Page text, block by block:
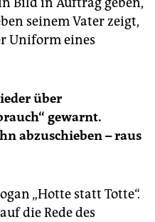
seinem Vater zeigt,
Uniform eines
über
gewarnt.
abzuschieben – raus
„Hotte statt Totte“.
die Rede des